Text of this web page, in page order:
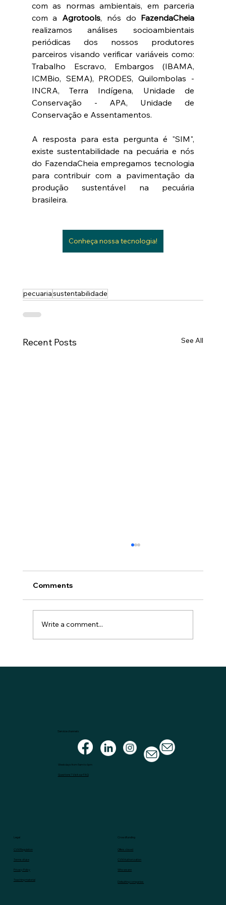
com as normas ambientais, em parceria
com a Agrotools, nós do
realizamos análises socioambientais
periódicas dos nossos produtores
parceiros visando verificar variáveis como:
Trabalho Escravo, Embargos (IBAMA,
ICMBio, SEMA), PRODES, Quilombolas -
INCRA, Terra Indígena, Unidade de
Conservação - APA, Unidade de
Conservação e Assentamentos.
A resposta para esta pergunta é "SIM",
existe sustentabilidade na pecuária e nós
do FazendaCheia empregamos tecnologia
para contribuir com a pavimentação da
produção sustentável na pecuária
brasileira.
Conheça nossa tecnologia!
pecuariasustentabilidade
Recent Posts See All
Comments
Write a comment...
Legal
CVM Regulation
Terms of use
Privacy Policy
Teaching material
Crowdfunding
Offers closed
CVM Authorization
Who we are
Defaulting companies
Service channels
Weekdays from 9am to 6pm
Questions? Visit our FAQ